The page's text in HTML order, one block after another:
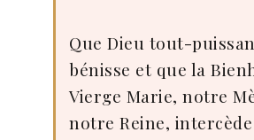
Que Dieu tout-
bénisse et que la
Vierge Marie, notre
notre Reine,